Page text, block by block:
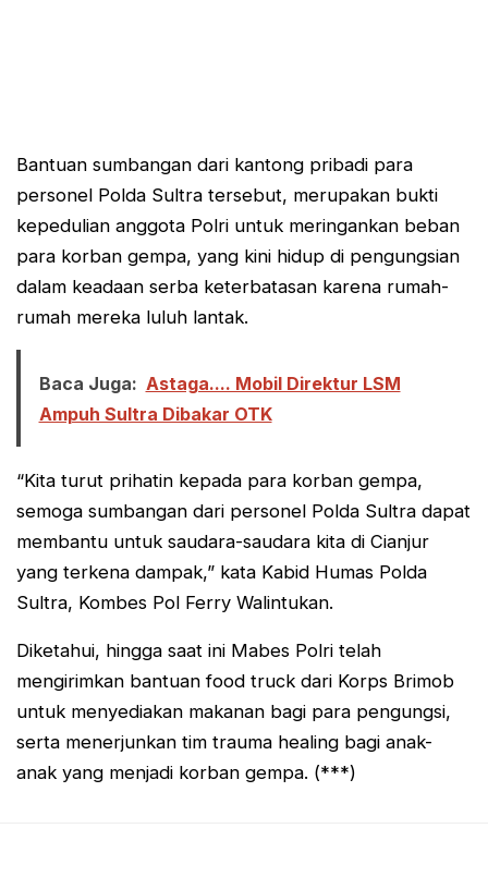
Bantuan sumbangan dari kantong pribadi para
personel Polda Sultra tersebut, merupakan bukti
kepedulian anggota Polri untuk meringankan beban
para korban gempa, yang kini hidup di pengungsian
dalam keadaan serba keterbatasan karena rumah-
rumah mereka luluh lantak.
Baca Juga: Astaga.... Mobil Direktur LSM
Ampuh Sultra Dibakar OTK
“Kita turut prihatin kepada para korban gempa,
semoga sumbangan dari personel Polda Sultra dapat
membantu untuk saudara-saudara kita di Cianjur
yang terkena dampak,” kata Kabid Humas Polda
Sultra, Kombes Pol Ferry Walintukan.
Diketahui, hingga saat ini Mabes Polri telah
mengirimkan bantuan food truck dari Korps Brimob
untuk menyediakan makanan bagi para pengungsi,
serta menerjunkan tim trauma healing bagi anak-
anak yang menjadi korban gempa. (***)